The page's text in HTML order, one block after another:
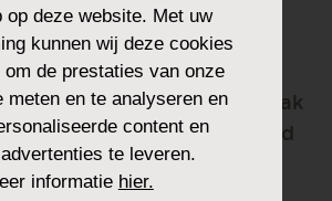
& Fijne Kruiden of
& Fijne Kruiden Light
elegant – met dit gerecht
Ervaar de smaak
met kerriespread
op deze website. Met uw
kunnen wij deze cookies
om de prestaties van onze
meten en te analyseren en
content en
te leveren.
informatie hier.